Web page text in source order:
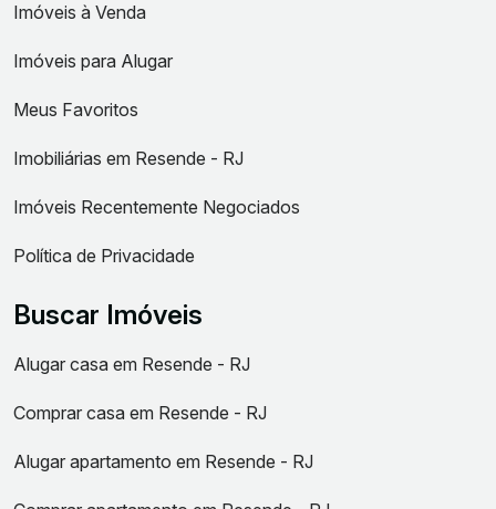
Imóveis à Venda
Imóveis para Alugar
Meus Favoritos
Imobiliárias em Resende - RJ
Imóveis Recentemente Negociados
Política de Privacidade
Buscar Imóveis
Alugar casa em Resende - RJ
Comprar casa em Resende - RJ
Alugar apartamento em Resende - RJ